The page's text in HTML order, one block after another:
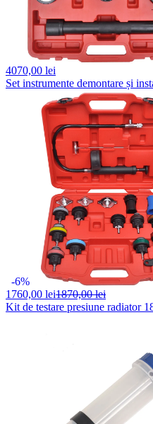
4070,00 lei
Set instrumente demontare și
-6%
1760,00 lei1870,00 lei
Kit de testare presiune radiator